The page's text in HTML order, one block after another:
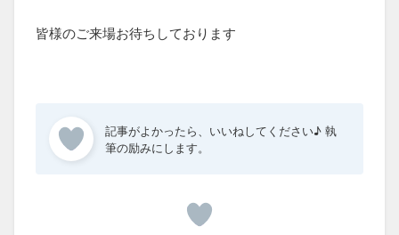
皆様のご来場お待ちしております